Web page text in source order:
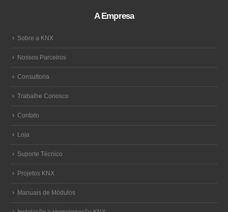
A Empresa
Sobre a KNX
Nossos Parceiros
Consultoria
Trabalhe Conosco
Contato
Loja
Suporte Técnico
Projetos KNX
Manuais de Módulos